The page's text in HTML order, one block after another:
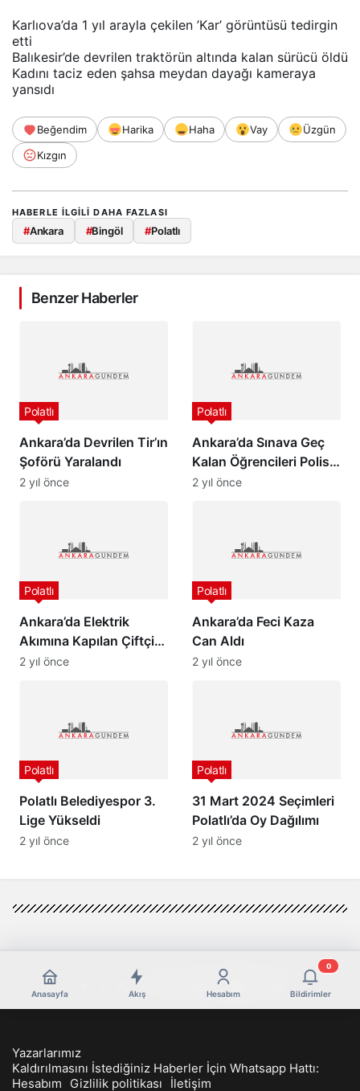
Karlıova’da 1 yıl arayla çekilen ’Kar’ görüntüsü tedirgin
etti
Balıkesir’de devrilen traktörün altında kalan sürücü öldü
Kadını taciz eden şahsa meydan dayağı kameraya
yansıdı
Beğendim Harika Haha Vay
Üzgün
Kızgın
HABERLE ILGILI DAHA FAZLASI
#Ankara #Bingöl #Polatlı
Benzer Haberler
Ankara’da Devrilen Tir’ın
Şoförü Yaralandı
Polatlı
2 yıl önce
Ankara’da Sınava Geç
Kalan Öğrencileri Polis
Yetiştirdi
Polatlı
2 yıl önce
Ankara’da Elektrik
Akımına Kapılan Çiftçi
Kurtarılamadı…
Polatlı
2 yıl önce
Ankara’da Feci Kaza
Can Aldı
Polatlı
2 yıl önce
Polatlı Belediyespor 3.
Lige Yükseldi
Polatlı
2 yıl önce
31 Mart 2024 Seçimleri
Polatlı’da Oy Dağılımı
Polatlı
2 yıl önce
Anasayfa Akış Hesabım Bildirimler
0
Yazarlarımız
Kaldırılmasını İstediğiniz Haberler İçin Whatsapp Hattı:
Hesabım
Gizlilik politikası İletişim